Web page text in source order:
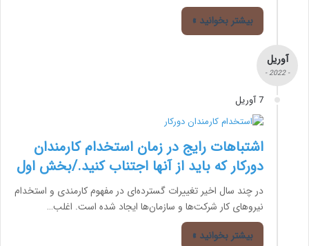
بیشتر بخوانید »
آوریل
- 2022 -
7 آوریل
اشتباهات رایج در زمان استخدام کارمندان
دورکار که باید از آنها اجتناب کنید./بخش اول
در چند سال اخیر تغییرات گسترده‌ای در مفهوم کارمندی و استخدام
نیروهای کار شرکت‌ها و سازمان‌ها ایجاد شده است. اغلب…
بیشتر بخوانید »